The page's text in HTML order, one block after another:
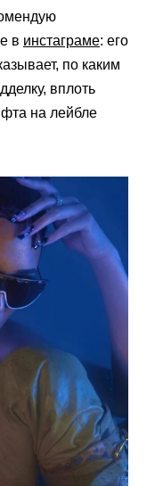
в инстаграме: его
по каким
вплоть
на лейбле